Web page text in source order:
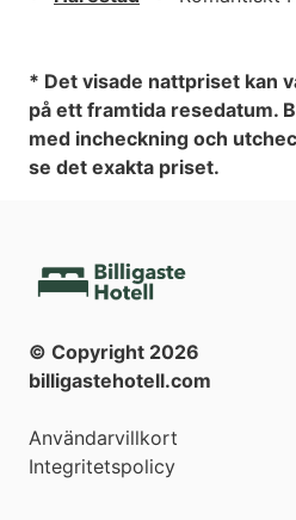
* Det visade nattpriset kan
på ett framtida resedatum.
med incheckning och
se det exakta priset.
© Copyright 2026
billigastehotell.com
Användarvillkort
Integritetspolicy